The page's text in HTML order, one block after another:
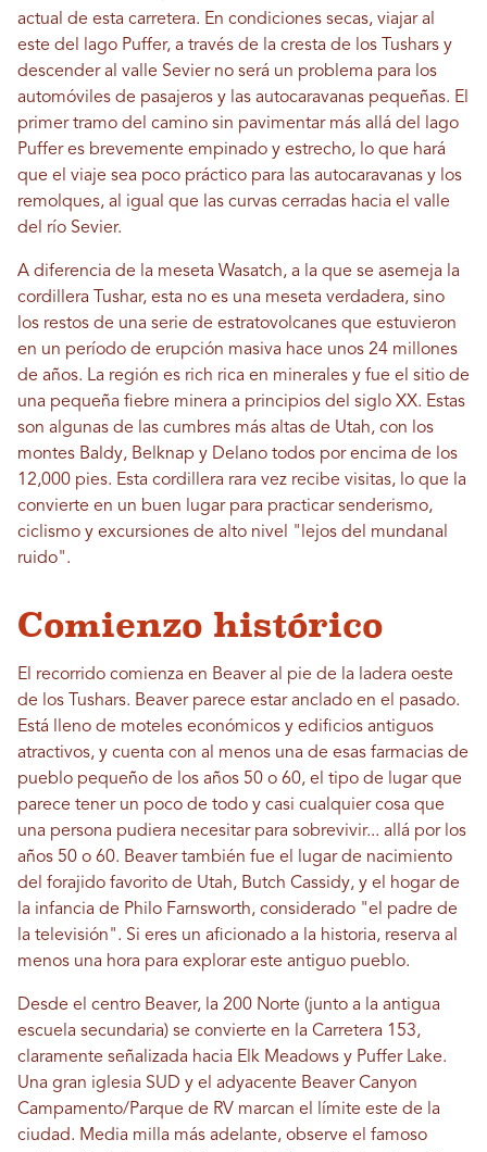
actual de esta carretera. En condiciones secas, viajar al
este del lago Puffer, a través de la cresta de los Tushars y
descender al valle Sevier no será un problema para los
automóviles de pasajeros y las autocaravanas pequeñas. El
primer tramo del camino sin pavimentar más allá del lago
Puffer es brevemente empinado y estrecho, lo que hará
que el viaje sea poco práctico para las autocaravanas y los
remolques, al igual que las curvas cerradas hacia el valle
del río Sevier.
A diferencia de la meseta Wasatch, a la que se asemeja la
cordillera Tushar, esta no es una meseta verdadera, sino
los restos de una serie de estratovolcanes que estuvieron
en un período de erupción masiva hace unos 24 millones
de años. La región es rich rica en minerales y fue el sitio de
una pequeña fiebre minera a principios del siglo XX. Estas
son algunas de las cumbres más altas de Utah, con los
montes Baldy, Belknap y Delano todos por encima de los
12,000 pies. Esta cordillera rara vez recibe visitas, lo que la
convierte en un buen lugar para practicar senderismo,
ciclismo y excursiones de alto nivel "lejos del mundanal
ruido".
Comienzo histórico
El recorrido comienza en Beaver al pie de la ladera oeste
de los Tushars. Beaver parece estar anclado en el pasado.
Está lleno de moteles económicos y edificios antiguos
atractivos, y cuenta con al menos una de esas farmacias de
pueblo pequeño de los años 50 o 60, el tipo de lugar que
parece tener un poco de todo y casi cualquier cosa que
una persona pudiera necesitar para sobrevivir... allá por los
años 50 o 60. Beaver también fue el lugar de nacimiento
del forajido favorito de Utah, Butch Cassidy, y el hogar de
la infancia de Philo Farnsworth, considerado "el padre de
la televisión". Si eres un aficionado a la historia, reserva al
menos una hora para explorar este antiguo pueblo.
Desde el centro Beaver, la 200 Norte (junto a la antigua
escuela secundaria) se convierte en la Carretera 153,
claramente señalizada hacia Elk Meadows y Puffer Lake.
Una gran iglesia SUD y el adyacente Beaver Canyon
Campamento/Parque de RV marcan el límite este de la
ciudad. Media milla más adelante, observe el famoso